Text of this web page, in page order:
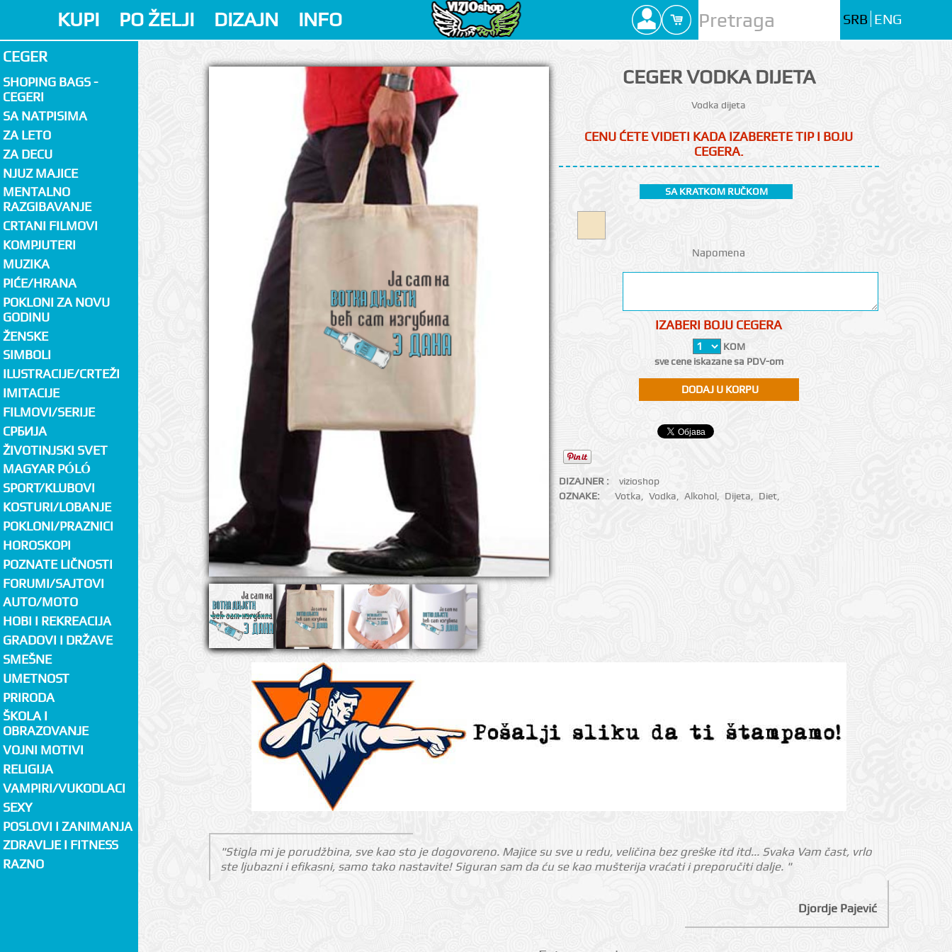
KUPI PO ŽELJI DIZAJN INFO SRB ENG
CEGER
SHOPING BAGS -
CEGERI
SA NATPISIMA
ZA LETO
ZA DECU
NJUZ MAJICE
MENTALNO
RAZGIBAVANJE
CRTANI FILMOVI
KOMPJUTERI
MUZIKA
PIĆE/HRANA
POKLONI ZA NOVU
GODINU
ŽENSKE
SIMBOLI
ILUSTRACIJE/CRTEŽI
IMITACIJE
FILMOVI/SERIJE
СРБИЈА
ŽIVOTINJSKI SVET
MAGYAR PÓLÓ
SPORT/KLUBOVI
KOSTURI/LOBANJE
POKLONI/PRAZNICI
HOROSKOPI
POZNATE LIČNOSTI
FORUMI/SAJTOVI
AUTO/MOTO
HOBI I REKREACIJA
GRADOVI I DRŽAVE
SMEŠNE
UMETNOST
PRIRODA
ŠKOLA I
OBRAZOVANJE
VOJNI MOTIVI
RELIGIJA
VAMPIRI/VUKODLACI
SEXY
POSLOVI I ZANIMANJA
ZDRAVLJE I FITNESS
RAZNO
CEGER VODKA DIJETA
Vodka dijeta
CENU ĆETE VIDETI KADA IZABERETE TIP I BOJU
CEGERA.
SA KRATKOM RUČKOM
Napomena
IZABERI BOJU CEGERA
KOM
sve cene iskazane sa PDV-om
DIZAJNER :
vizioshop
OZNAKE:
Votka, Vodka, Alkohol, Dijeta, Diet,
"Stigla mi je porudžbina, sve kao sto je dogovoreno. Majice su sve u redu, veličina bez greške itd itd... Svaka Vam čast, vrlo
ste ljubazni i efikasni, samo tako nastavite! Siguran sam da ću se kao mušterija vraćati i preporučiti dalje. "
Djordje Pajević